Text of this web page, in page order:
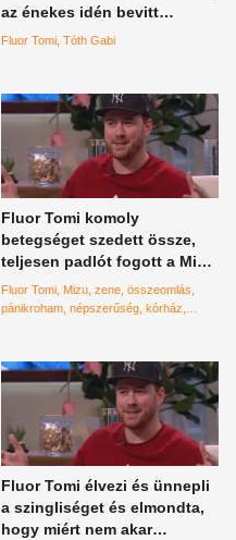
az énekes idén bevitt
mélyütése azonban
Fluor Tomi Tóth Gabi
Fluor Tomi komoly
betegséget szedett össze,
teljesen padlót fogott a Mizu
sikere után
Fluor Tomi Mizu zene összeomlás
pánikroham népszerűség kórház
Fluor Tomi élvezi és ünnepli
a szingliséget és elmondta,
hogy miért nem akar